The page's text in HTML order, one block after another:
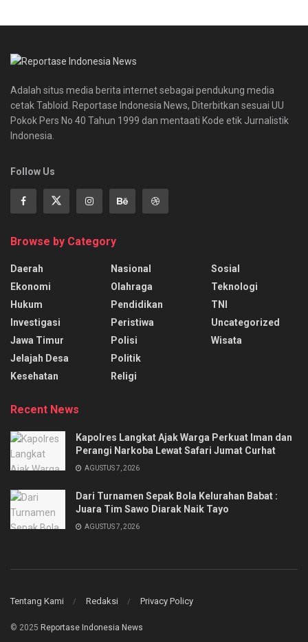
Adalah situs media berita internet sebagai pendukung media
cetak Tabloid. Reportase Indonesia News, Diterbitkan sesuai UU
Pokok Pers No 40 Tahun 1999 dan mentaati Kode etik Jurnalistik
Indonesia.
Follow Us
Browse by Category
Daerah
Ekonomi
Hukum
Investigasi
Jawa Timur
Jelajah Desa
Kesehatan
Nasional
Olahraga
Pendidikan
Peristiwa
Polisi
Politik
Religi
Sosial
Teknologi
TNI
Uncategorized
Wisata
Recent News
Kapolres Langkat Ajak Warga Perkuat Iman dan
Perangi Narkoba Lewat Safari Jumat Curhat
AGUSTUS 7, 2026
Dari Turnamen Sepak Bola Kelurahan Babat :
Juara Tim Sawo Diarak Naik Tayo
AGUSTUS 7, 2026
Tentang Kami Redaksi Privacy Policy
© 2025 Reportase Indonesia News